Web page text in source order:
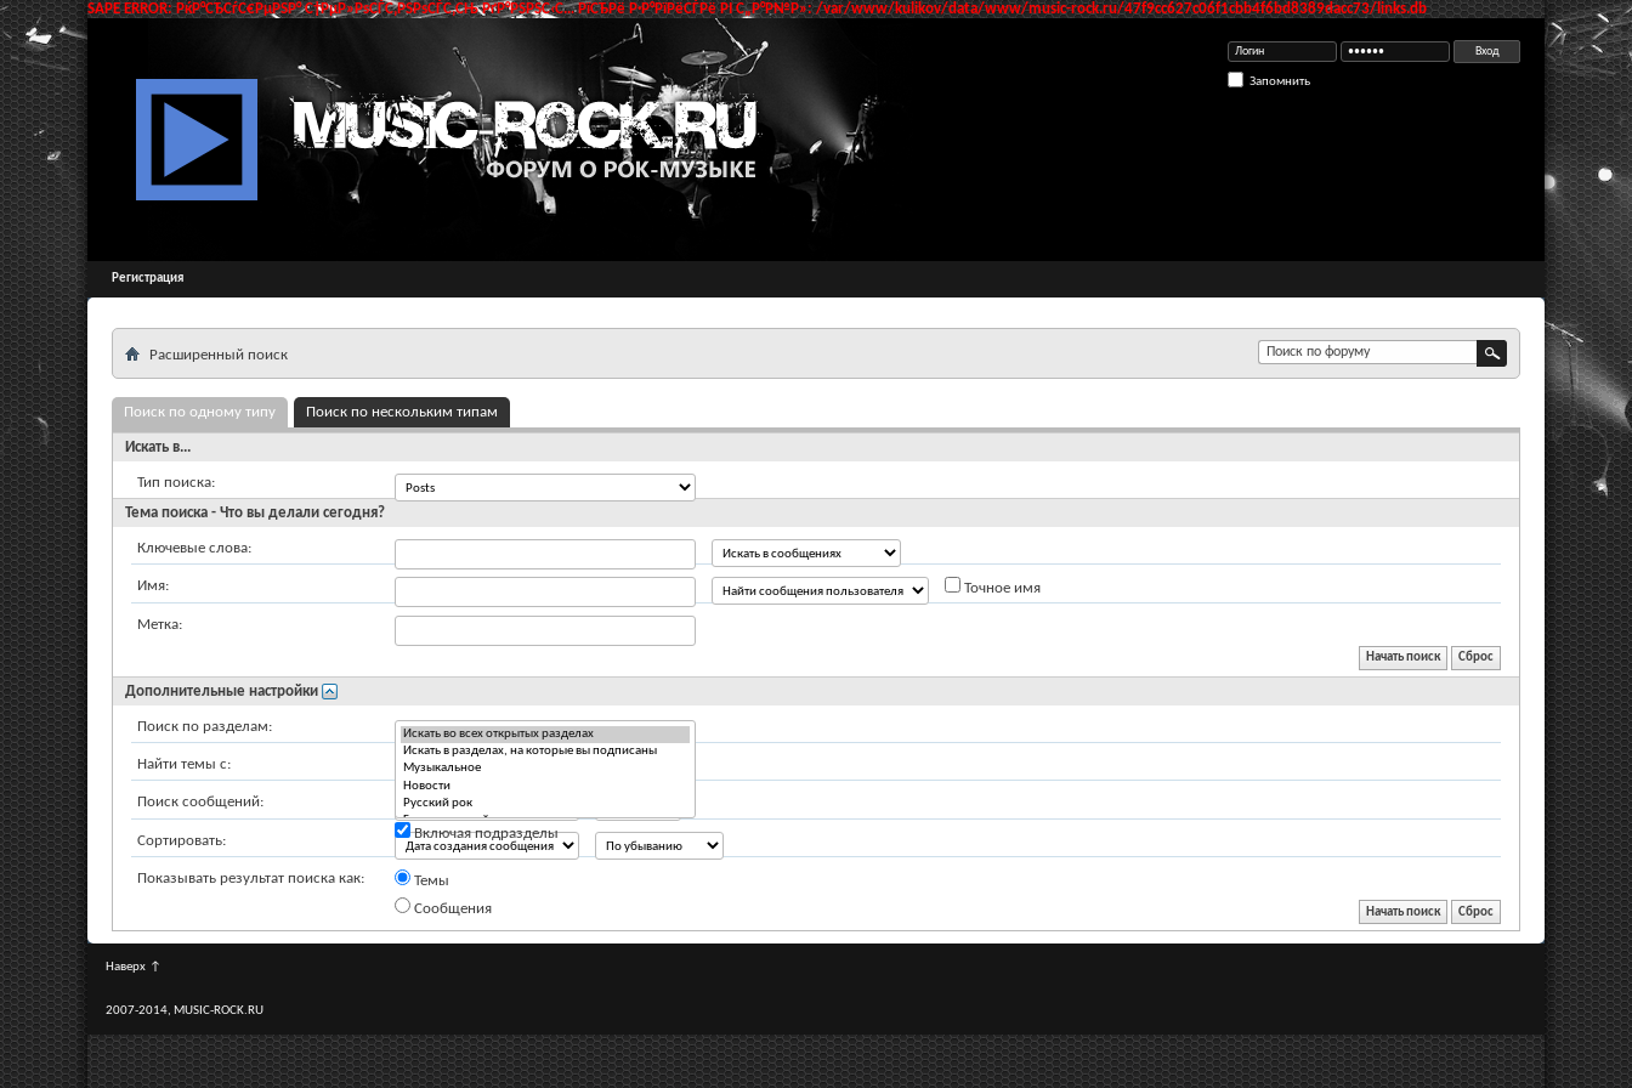
SAPE ERROR: РќР°СЂСѓС€РµРЅР° С†РµР»РѕСЃС‚РЅРѕСЃС‚СЊ РґР°РЅРЅС‹С… РїСЂРё Р·Р°РїРёСЃРё РІ С„Р°Р№Р»: /var/www/kulikov/data/www/music-rock.ru/47f9cc627c06f1cbb4f6bd8389dacc73/links.db
Запомнить
Регистрация
Расширенный поиск
Поиск по одному типу Поиск по нескольким типам
Искать в...
Тип поиска:
Тема поиска - Что вы делали сегодня?
Ключевые слова:
Имя: Точное имя
Метка:
Дополнительные настройки
Поиск по разделам:
Включая подразделы
Найти темы с:
Поиск сообщений:
Сортировать:
Показывать результат поиска как:
Темы
Сообщения
Наверх ↑
2007-2014, MUSIC-ROCK.RU